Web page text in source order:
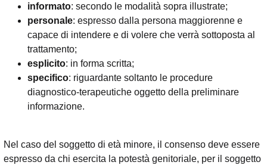
informato: secondo le modalità sopra illustrate;
personale: espresso dalla persona maggiorenne e
capace di intendere e di volere che verrà sottoposta al
trattamento;
esplicito: in forma scritta;
specifico: riguardante soltanto le procedure
diagnostico-terapeutiche oggetto della preliminare
informazione.
Nel caso del soggetto di età minore, il consenso deve essere
espresso da chi esercita la potestà genitoriale, per il soggetto